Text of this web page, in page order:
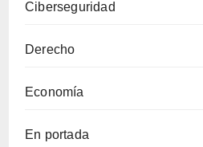
Ciberseguridad
Derecho
Economía
En portada